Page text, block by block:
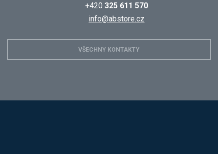
+420 325 611 570
info@abstore.cz
VŠECHNY KONTAKTY